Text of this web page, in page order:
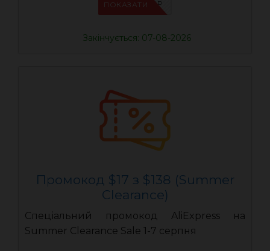
IFP8NASP
ПОКАЗАТИ
Закінчується: 07-08-2026
Промокод $17 з $138 (Summer
Clearance)
Спеціальний промокод AliExpress на
Summer Clearance Sale 1-7 серпня